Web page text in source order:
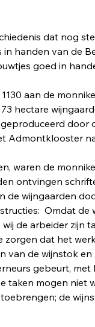
dat nog
in handen van de
goed in
aan de
hectare
geproduceerd
Admontklooster
waren de
ontvingen
de wijngaarden
Omdat de
de arbeider zijn
zorgen dat het
van de wijnstok
gebeurt, met
taken mogen niet
de